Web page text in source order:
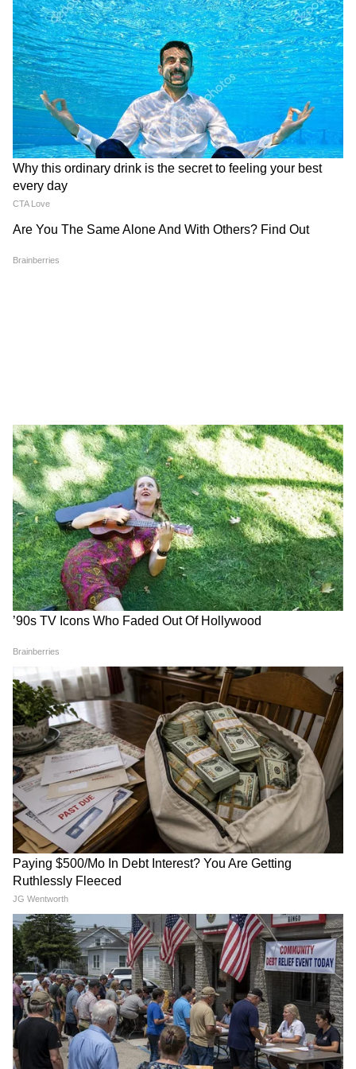
आपके बैंक खाते और गैस कनेक्शन दोनों से लिंक नहीं
होता। इसे अपनी गैस एजेंसी जाकर तुरंत लिंक करवाएं।
अगर आपका गैस कनेक्शन बहुत पुराना है, तो एजेंसी
जाकर अपनी ई-केवाईसी (e-KYC) पूरी करवाएं।
ध्यान रखें कि केंद्र सरकार की विशेष योजनाओं जैसे
प्रधानमंत्री उज्ज्वला योजना के तहत लाभार्थियों को
मिलने वाली छूट के नियम अलग होते हैं, इसलिए अपनी
पात्रता की जांच जरूर कर लें।
समुद्र की तरह क्यों हिल रहा था मोरबी के कुएं का
पानी? खुल गया सबसे बड़ा राज